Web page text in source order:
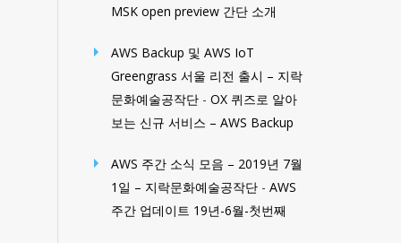
MSK open preview 간단 소개
AWS Backup 및 AWS IoT
Greengrass 서울 리전 출시 – 지락
문화예술공작단 - OX 퀴즈로 알아
보는 신규 서비스 – AWS Backup
AWS 주간 소식 모음 – 2019년 7월
1일 – 지락문화예술공작단 - AWS
주간 업데이트 19년-6월-첫번째